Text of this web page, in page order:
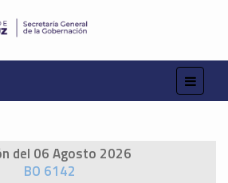
del 06 Agosto 2026
BO 6142